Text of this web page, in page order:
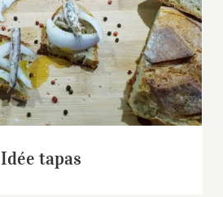
Idée tapas
Idée tapas